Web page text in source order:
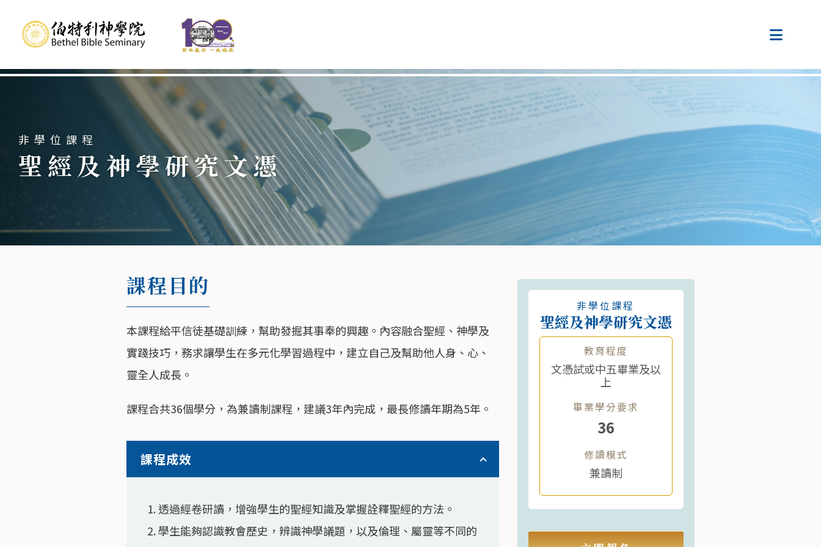
非學位課程
聖經及神學研究文憑
課程目的
本課程給平信徒基礎訓練，幫助發掘其事奉的興趣。內容融合聖經、神學及
實踐技巧，務求讓學生在多元化學習過程中，建立自己及幫助他人身、心、
靈全人成長。
課程合共36個學分，為兼讀制課程，建議3年內完成，最長修讀年期為5年。
課程成效
透過經卷研讀，增強學生的聖經知識及掌握詮釋聖經的方法。
學生能夠認識教會歷史，辨識神學議題，以及倫理、屬靈等不同的
非學位課程
聖經及神學研究文憑
教育程度
文憑試或中五畢業及以
上
畢業學分要求
36
修讀模式
兼讀制